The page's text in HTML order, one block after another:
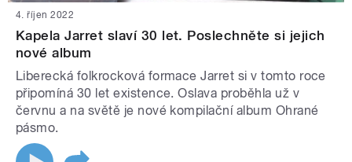
4. říjen 2022
Kapela Jarret slaví 30 let. Poslechněte si jejich
nové album
Liberecká folkrocková formace Jarret si v tomto roce
připomíná 30 let existence. Oslava proběhla už v
červnu a na světě je nové kompilační album Ohrané
pásmo.